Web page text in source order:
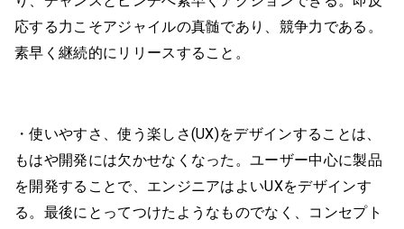
応する力こそアジャイルの真髄であり、競争力である。
素早く継続的にリリースすること。
・使いやすさ、使う楽しさ(UX)をデザインすることは、
もはや開発には欠かせなくなった。ユーザー中心に製品
を開発することで、エンジニアはよいUXをデザインす
る。最後にとってつけたようなものでなく、コンセプト